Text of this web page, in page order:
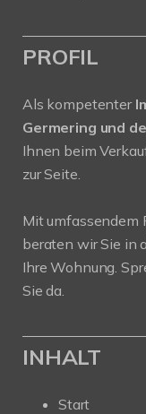
PROFIL
Als kompetenter
Germering und
Ihnen beim
zur Seite.
Mit umfassendem
beraten wir Sie in
Ihre Wohnung.
Sie da.
INHALT
Start